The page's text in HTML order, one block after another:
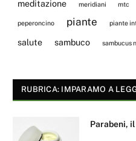
meditazione meridiani mtc
peperoncino piante piante
salute sambuco sambucus
RUBRICA: IMPARAMO A
Parabeni,